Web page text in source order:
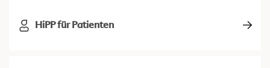
HiPP für Patienten